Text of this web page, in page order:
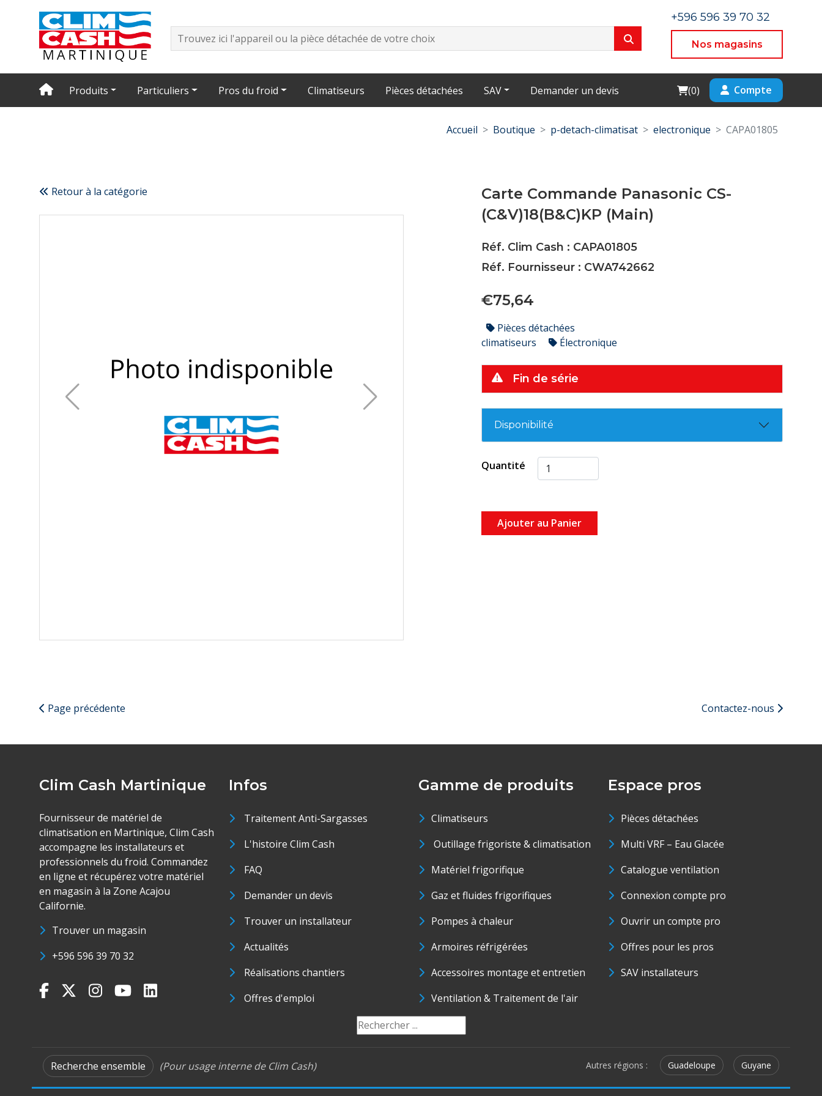
+596 596 39 70 32
Nos magasins
Produits Particuliers Pros du froid Climatiseurs Pièces détachées SAV Demander un devis Cart
(0) Compte
Accueil Boutique p-detach-climatisat electronique CAPA01805
Retour à la catégorie
Carte Commande Panasonic CS-
(C&V)18(B&C)KP (Main)
Réf. Clim Cash : CAPA01805
Réf. Fournisseur : CWA742662
€75,64
Pièces détachées
climatiseurs
Électronique
Fin de série
Disponibilité
Quantité
Ajouter au Panier
Page précédente Contactez-nous
Clim Cash Martinique
Fournisseur de matériel de
climatisation en Martinique, Clim Cash
accompagne les installateurs et
professionnels du froid. Commandez
en ligne et récupérez votre matériel
en magasin à la Zone Acajou
Californie.
Trouver un magasin
+596 596 39 70 32
Infos
Traitement Anti-Sargasses
L'histoire Clim Cash
FAQ
Demander un devis
Trouver un installateur
Actualités
Réalisations chantiers
Offres d'emploi
Gamme de produits
Climatiseurs
Outillage frigoriste & climatisation
Matériel frigorifique
Gaz et fluides frigorifiques
Pompes à chaleur
Armoires réfrigérées
Accessoires montage et entretien
Ventilation & Traitement de l'air
Espace pros
Pièces détachées
Multi VRF – Eau Glacée
Catalogue ventilation
Connexion compte pro
Ouvrir un compte pro
Offres pour les pros
SAV installateurs
Recherche ensemble (Pour usage interne de Clim Cash) Autres régions : Guadeloupe Guyane